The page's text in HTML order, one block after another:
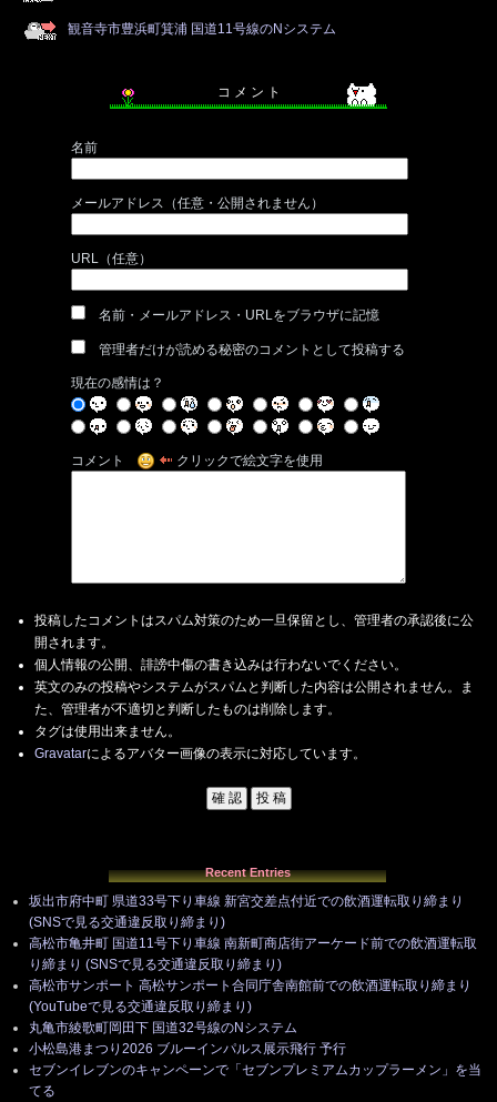
観音寺市豊浜町箕浦 国道11号線のNシステム
コ メ ン ト
名前
メールアドレス（任意・公開されません）
URL（任意）
名前・メールアドレス・URLをブラウザに記憶
管理者だけが読める秘密のコメントとして投稿する
現在の感情は？
コメント クリックで絵文字を使用
投稿したコメントはスパム対策のため一旦保留とし、管理者の承認後に公
開されます。
個人情報の公開、誹謗中傷の書き込みは行わないでください。
英文のみの投稿やシステムがスパムと判断した内容は公開されません。ま
た、管理者が不適切と判断したものは削除します。
タグは使用出来ません。
Gravatarによるアバター画像の表示に対応しています。
Recent Entries
坂出市府中町 県道33号下り車線 新宮交差点付近での飲酒運転取り締まり
(SNSで見る交通違反取り締まり)
高松市亀井町 国道11号下り車線 南新町商店街アーケード前での飲酒運転取
り締まり (SNSで見る交通違反取り締まり)
高松市サンポート 高松サンポート合同庁舎南館前での飲酒運転取り締まり
(YouTubeで見る交通違反取り締まり)
丸亀市綾歌町岡田下 国道32号線のNシステム
小松島港まつり2026 ブルーインパルス展示飛行 予行
セブンイレブンのキャンペーンで「セブンプレミアムカップラーメン」を当
てる